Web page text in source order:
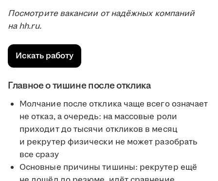
Посмотрите вакансии от надёжных компаний
на hh.ru.
Искать работу
Главное о тишине после отклика
Молчание после отклика чаще всего означает
не отказ, а очередь: на массовые роли
приходит до тысячи откликов в месяц
и рекрутер физически не может разобрать
все сразу
Основные причины тишины: рекрутер ещё